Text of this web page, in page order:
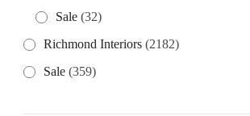
Sale (32)
Richmond Interiors (2182)
Sale (359)